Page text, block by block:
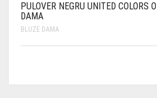
PULOVER NEGRU UNITED COLORS
DAMA
BLUZE DAMA